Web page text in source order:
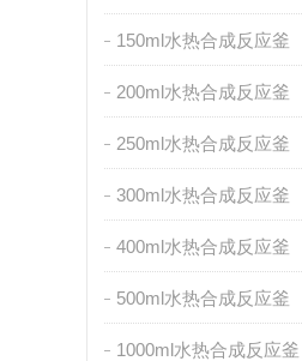
150ml水热合成反应釜
200ml水热合成反应釜
250ml水热合成反应釜
300ml水热合成反应釜
400ml水热合成反应釜
500ml水热合成反应釜
1000ml水热合成反应釜